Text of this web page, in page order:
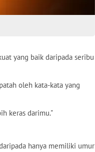
yang baik daripada seribu
oleh kata-kata yang
keras darimu."
hanya memiliki umur